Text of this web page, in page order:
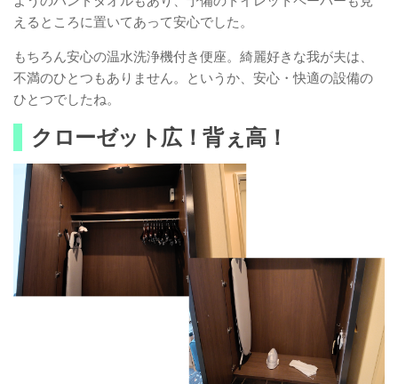
えるところに置いてあって安心でした。
もちろん安心の温水洗浄機付き便座。綺麗好きな我が夫は、
不満のひとつもありません。というか、安心・快適の設備の
ひとつでしたね。
クローゼット広！背ぇ高！